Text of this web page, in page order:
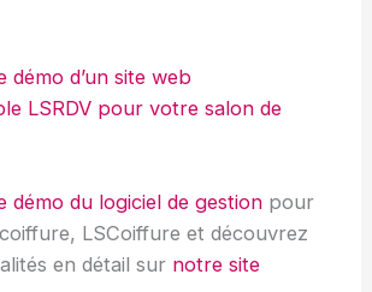
démo d’un site web
LSRDV pour votre salon de
démo du logiciel de gestion pour
LSCoiffure et découvrez
en détail sur notre site